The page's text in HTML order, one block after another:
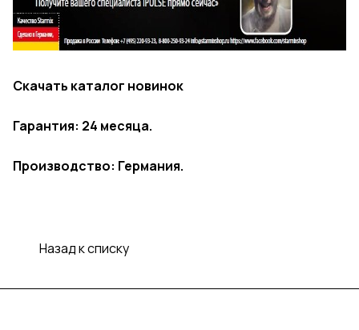
Скачать каталог новинок
Гарантия: 24 месяца.
Производство: Германия.
Назад к списку